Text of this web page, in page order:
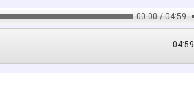
00:00 / 04:59
04:59